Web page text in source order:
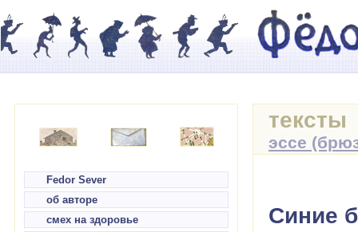
Fedor Sever
об авторе
смех на здоровье
тексты
эссе
Синие